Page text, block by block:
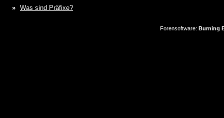
» Was sind Präfixe?
Forensoftware: Burning